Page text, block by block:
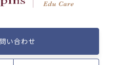
い合わせ